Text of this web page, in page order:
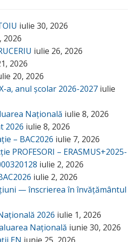
iulie 30, 2026
2026
iulie 26, 2026
2026
20, 2026
a, anul școlar 2026-2027 iulie
Națională iulie 8, 2026
2026 iulie 8, 2026
– BAC2026 iulie 7, 2026
PROFESORI – ERASMUS+2025-
iulie 2, 2026
iulie 2, 2026
— înscrierea în învățământul
2026 iulie 1, 2026
Națională iunie 30, 2026